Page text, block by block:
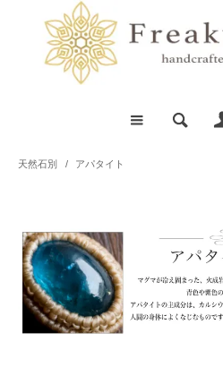
天然石別 / アパタイト